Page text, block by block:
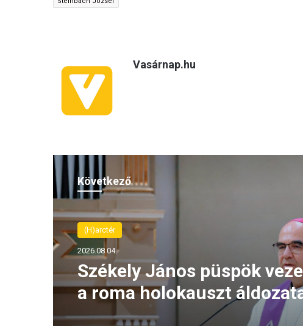
Vasárnap.hu
Következő
(H)arctér
2026.08.04.
Székely János püspök
a roma holokauszt
emlékező imaórát